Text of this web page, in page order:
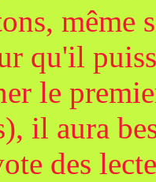
même
qu'il
le
il aura
des